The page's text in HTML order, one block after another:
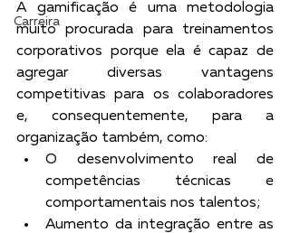
Carreira
A gamificação é uma metodologia
muito procurada para treinamentos
corporativos porque ela é capaz de
agregar diversas vantagens
competitivas para os colaboradores
e, consequentemente, para a
organização também, como:
O desenvolvimento real de
competências técnicas e
comportamentais nos talentos;
Aumento da integração entre as